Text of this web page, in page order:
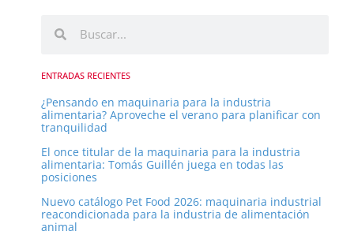
c
r
s
c
a
ENTRADAS RECIENTES
¿Pensando en maquinaria para la industria
alimentaria? Aproveche el verano para planificar con
tranquilidad
El once titular de la maquinaria para la industria
alimentaria: Tomás Guillén juega en todas las
posiciones
Nuevo catálogo Pet Food 2026: maquinaria industrial
reacondicionada para la industria de alimentación
animal